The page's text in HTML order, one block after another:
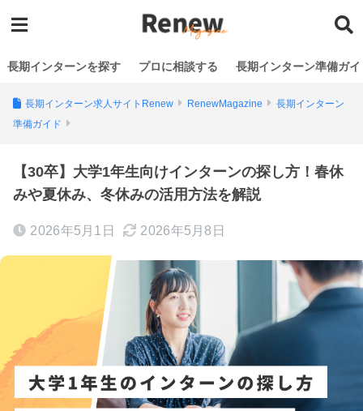
長期インターンを探す プロに相談する 長期インターン準備ガイ
長期インターン求人サイトRenew RenewMagazine
長期インターン
準備ガイド
【30卒】大学1年生向けインターンの探し方！春休
みや夏休み、冬休みの活用方法を解説
2026年5月1日 2026年5月8日